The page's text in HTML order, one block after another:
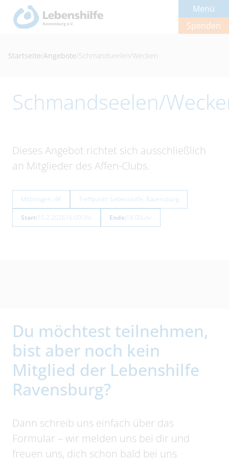
Menü
Spenden
Startseite/Angebote/Schmandseelen/Wecken
Schmandseelen/
Dieses Angebot richtet sich ausschließlich
an Mitglieder des Affen-Clubs.
Mitbringen: 4€ Treffpunkt: Lebenshilfe, Ravensburg
Start:10.2.2026 16:00Uhr Ende:18:00uhr
Du möchtest teilnehmen,
bist aber noch kein
Mitglied der Lebenshilfe
Ravensburg?
Dann schreib uns einfach über das
Formular – wir melden uns bei dir und
freuen uns, dich schon bald bei uns